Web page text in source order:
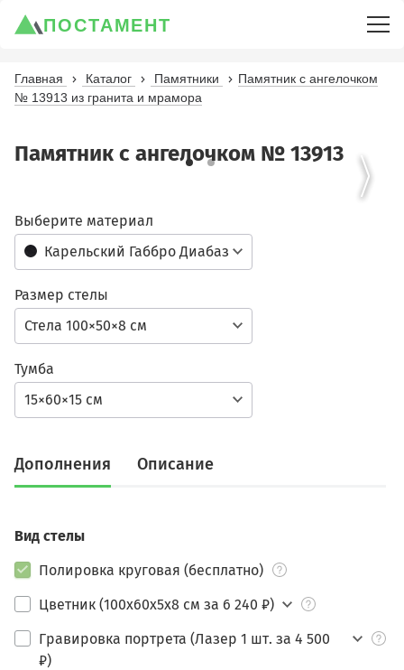
ПОСТАМЕНТ
Главная Каталог Памятники
Памятник с ангелочком
№ 13913 из гранита и мрамора
Памятник с ангелочком № 13913
Карельский Габбро Диабаз
Выберите материал
Стела 100×50×8 см
Размер стелы
15×60×15 см
Тумба
Дополнения Описание
Вид стелы
Полировка круговая (бесплатно)
Цветник (100х60х5х8 см за 6 240 ₽)
Гравировка портрета (Лазер 1 шт. за 4 500
₽)